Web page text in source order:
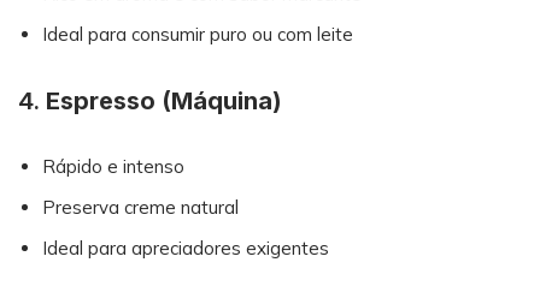
Ideal para consumir puro ou com leite
4. Espresso (Máquina)
Rápido e intenso
Preserva creme natural
Ideal para apreciadores exigentes